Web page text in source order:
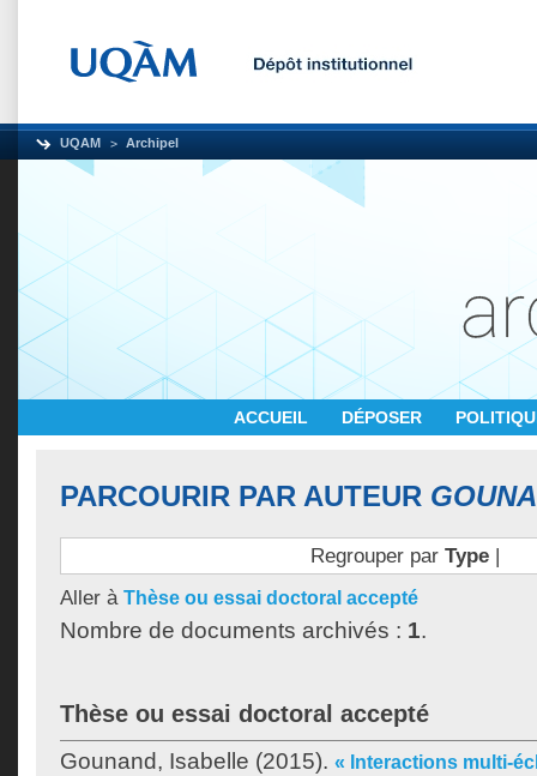
UQAM Archipel
ACCUEIL DÉPOSER
PARCOURIR PAR AUTEUR
Regrouper par Type|
Aller à Thèse ou essai doctoral accepté
Nombre de documents archivés : 1.
Thèse ou essai doctoral accepté
Gounand, Isabelle (2015). « Interactions multi-